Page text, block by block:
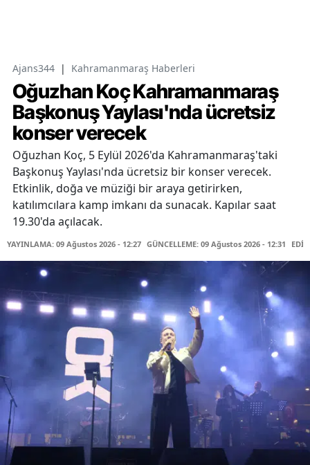
Ajans344 | Kahramanmaraş Haberleri
Oğuzhan Koç Kahramanmaraş
Başkonuş Yaylası'nda ücretsiz
konser verecek
Oğuzhan Koç, 5 Eylül 2026'da Kahramanmaraş'taki
Başkonuş Yaylası'nda ücretsiz bir konser verecek.
Etkinlik, doğa ve müziği bir araya getirirken,
katılımcılara kamp imkanı da sunacak. Kapılar saat
19.30'da açılacak.
YAYINLAMA: 09 Ağustos 2026 - 12:27 GÜNCELLEME: 09 Ağustos 2026 - 12:31